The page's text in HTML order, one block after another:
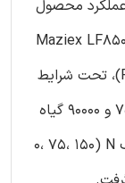
عملکرد محصول
دانه ای و علوفه ای یک هیبرید پربرگ ذرت (Maziex LF850
RR) با یک هیبرید معمولی (Pioneer 3893)، تحت شرایط
سه نوع تراکم جمعیتی مختلف (6000، 75000 و 90000 گیاه
در هر هکتار) و چهار نوع رژیم کودی مختلف N (0، 75، 150